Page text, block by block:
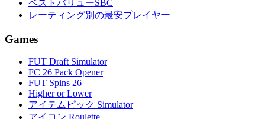
ベストバリューSBC
レーティング別の最安プレイヤー
Games
FUT Draft Simulator
FC 26 Pack Opener
FUT Spins 26
Higher or Lower
アイテムピック Simulator